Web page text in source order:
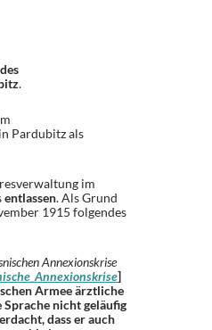
.
Pardubitz als
im
entlassen. Als Grund
1915 folgendes
Annexionskrise
]
Armee ärztliche
Sprache nicht geläufig
dass er auch